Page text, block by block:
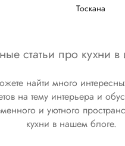
Тоскана
статьи про кухни в
найти много
на тему интерьера и
и уютного
кухни в нашем блоге.